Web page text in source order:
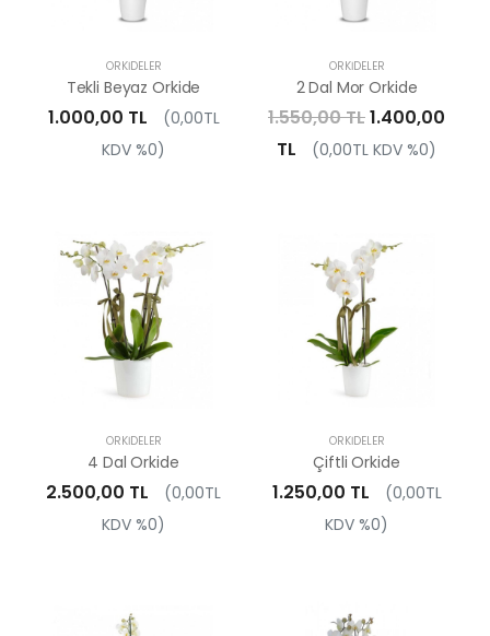
ORKIDELER
Tekli Beyaz Orkide
1.000,00 TL
(0,00TL
KDV %0)
ORKIDELER
2 Dal Mor Orkide
1.550,00 TL1.400,00
TL
(0,00TL KDV %0)
ORKIDELER
4 Dal Orkide
2.500,00 TL
(0,00TL
KDV %0)
ORKIDELER
Çiftli Orkide
1.250,00 TL
(0,00TL
KDV %0)